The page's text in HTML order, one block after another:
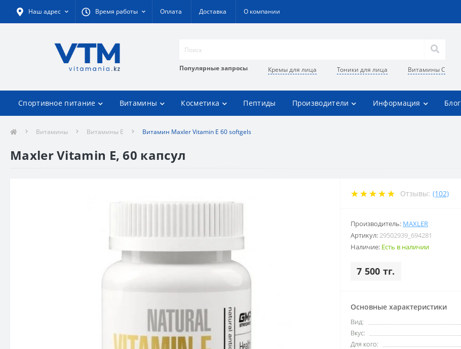
Наш адрес Время работы Оплата Доставка О компании
Популярные запросы Кремы для лица Тоники для лица Витамины C
Спортивное питание Витамины Косметика Пептиды Производители Информация Блог
Витамины Витамины Е Витамин Maxler Vitamin E 60 softgels
Maxler Vitamin E, 60 капсул
Отзывы: (102)
Производитель: MAXLER
Артикул:29502939_694281
Наличие: Есть в наличии
7 500 тг.
Основные характеристики
Вид:
Вкус:
Для кого: